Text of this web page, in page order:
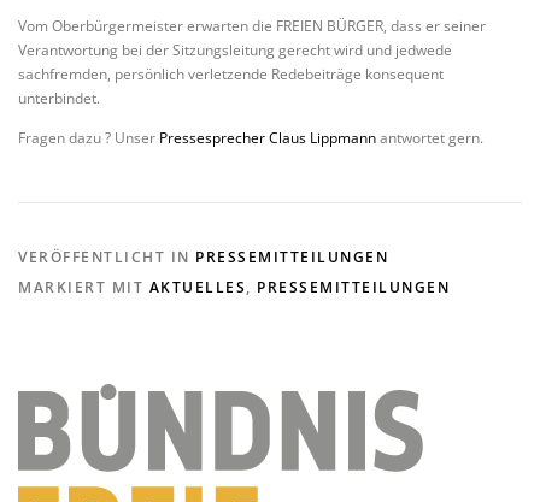
Vom Oberbürgermeister erwarten die FREIEN BÜRGER, dass er seiner
Verantwortung bei der Sitzungsleitung gerecht wird und jedwede
sachfremden, persönlich verletzende Redebeiträge konsequent
unterbindet.
Fragen dazu ? Unser Pressesprecher Claus Lippmannantwortet gern.
VERÖFFENTLICHT IN PRESSEMITTEILUNGEN
MARKIERT MIT AKTUELLES, PRESSEMITTEILUNGEN